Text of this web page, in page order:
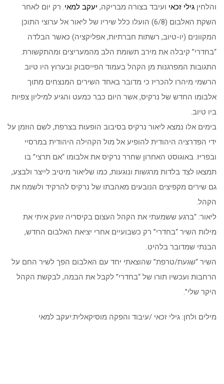
והלחין גילי זכאי ועיבד בצורה מבריקה, יעקב למאי. רק יום לאחר
השקת האלבום (6/8) הועלו כלל שיריו של ליאור אל ערוצי התוכן
המקוונים (יו-טיוב, רשתות חברתיות, אפליקציה) כאשר הבלדה
“בחדרי” קיבלה את מירב תשומת הלב מהמעריצים ומהתקשורת.
התגובות המפרגנות מן הקהל בעמוד הפייסבוק ובערוץ היו טיוב
הרשמי מיהרו להכריז כי מדובר באחד השירים המנצחים מתוך
אלבומו החדש של נרקיס, אשר היום כבר כמעט והגיע למיליון צפיות
ביו טיוב.
בימים אלו נמצא ליאור נרקיס בסיבוב הופעות בצרפת, לשם הוזמן על
ידי הפדרציה היהודית להופיע אל מול הקהילה היהודית במרסיי
ובפריז. באוגוסט האחרון שחרר נרקיס את אלבומו “אם תרצי” בו
תמצאו לצד בלדות מרגשות ונוגעות, כמו שליאור מיטיב לייצר ולבצע,
גם שירים מקפיצים הנובעים מאהבתו של נרקיס להרקיד ולשמח את
הקהל.
ליאור: “ברגע ששמעתי את הקהל העצום בקיסריה זועק איתי את
מילות השיר “בחדרי” רק כשבועיים אחרי יציאת האלבום החדש,
הבנתי שמדובר בלהיט.
השיר “שגעת/טרפת” שהוצאתי יחד עם האלבום הפך לשיר החם על
הרחבות ועכשיו תורו של “בחדרי” לקבל את הבמה, לבקשת הקהל
היקר שלי”.
מילים ולחן: גילי זכאי /עיבוד והפקה מוסיקאלית:יעקב למאי